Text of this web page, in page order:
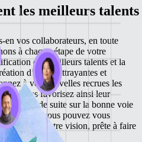
les meilleurs talents
en vos collaborateurs, en toute
à chaque étape de votre
des meilleurs talents et la
d’offres attrayantes et
à vos nouvelles recrues les
Vous favorisez ainsi leur
tout de suite sur la bonne voie
outils, vous pouvez vous
votre vision, prête à faire